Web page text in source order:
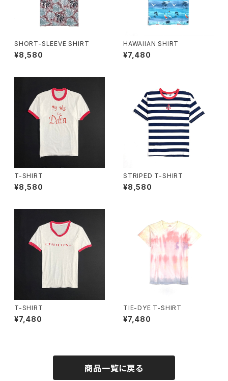
SHORT-SLEEVE SHIRT
¥8,580
HAWAIIAN SHIRT
¥7,480
T-SHIRT
¥8,580
STRIPED T-SHIRT
¥8,580
T-SHIRT
¥7,480
TIE-DYE T-SHIRT
¥7,480
商品一覧に戻る